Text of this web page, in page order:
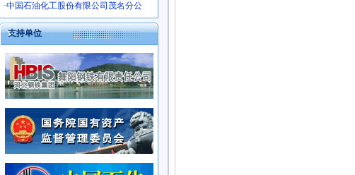
·上海宝钢商贸有限公司
·辽河石油勘探局总机械厂
·正泰集团
·华北油田科达开发有限公司
·上海高桥电缆（集团）有限公司
·中石化西南石油局井下工程处
·大庆油田石油专用设备有限公司
·江苏丹化集团有限责任公司
·中核苏阀科技实业股份有限公司
·中国石油化工股份有限公司茂名分公
支持单位
·中国石化茂名石化分公司
·中国石油大港油田分公司
·靖江市天和泵业有限公司
·中油油气勘探软件国家工程研究中心